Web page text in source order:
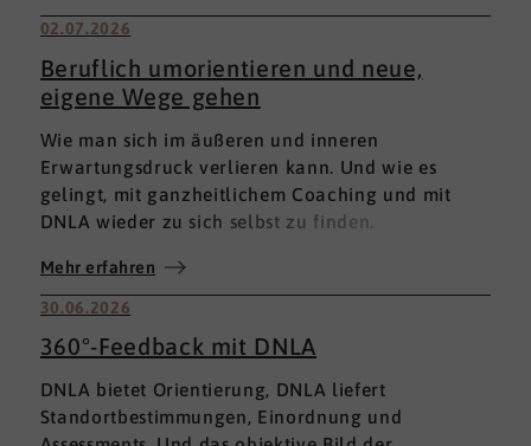
02.07.2026
Beruflich umorientieren und neue,
eigene Wege gehen
Wie man sich im äußeren und inneren
Erwartungsdruck verlieren kann. Und wie es
gelingt, mit ganzheitlichem Coaching und mit
DNLA wieder zu sich selbst zu finden.
Mehr erfahren
30.06.2026
360°-Feedback mit DNLA
DNLA bietet Orientierung, DNLA liefert
Standortbestimmungen, Einordnung und